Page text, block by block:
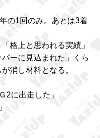
の1回のみ。あとは3着
格上と思われる実績」
ーに見込まれた」くら
消し材料となる。
2に出走した」